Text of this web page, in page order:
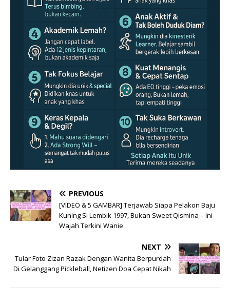
PREVIOUS
[VIDEO & 5 GAMBAR] Terjawab Siapa Pelakon Baju
Kuning Si Lembik 1997, Bukan Sweet Qismina – Ini
Wajah Terkini Wanie
NEXT
Tular Foto Zizan Razak Dengan Wanita Berpurdah
Di Gelanggang Pickleball, Netizen Doa Cepat Nikah